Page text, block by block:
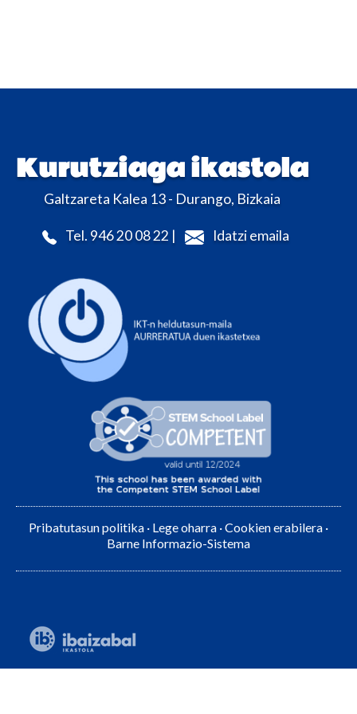
Kurutziaga ikastola
Galtzareta Kalea 13 - Durango, Bizkaia
Tel. 946 20 08 22 | Idatzi emaila
Pribatutasun politika · Lege oharra ·Cookien erabilera ·
Barne Informazio-Sistema